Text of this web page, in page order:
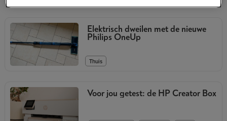
Elektrisch dweilen met de nieuwe
Philips OneUp
Thuis
Voor jou getest: de HP Creator Box